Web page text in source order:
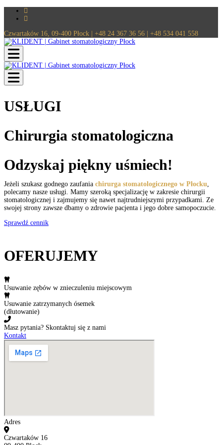
Czwartaków 16, 09-400 Płock | +48 24 367 36 56 | +48 534 041 558
Toggle navigation
Toggle navigation
USŁUGI
Chirurgia stomatologiczna
Odzyskaj piękny uśmiech!
Jeżeli szukasz godnego zaufania chirurga stomatologicznego w Płocku
polecamy nasze usługi. Mamy szeroką specjalizację w zakresie chirurgii
stomatologicznej i zajmujemy się nawet najtrudniejszymi przypadkami. Ze
swojej strony zawsze dbamy o zdrowie pacjenta i jego dobre samopoczucie.
Sprawdź cennik
OFERUJEMY
Usuwanie zębów w znieczuleniu miejscowym
Usuwanie zatrzymanych ósemek
(dłutowanie)
Masz pytania? Skontaktuj się z nami
Kontakt
Adres
Czwartaków 16